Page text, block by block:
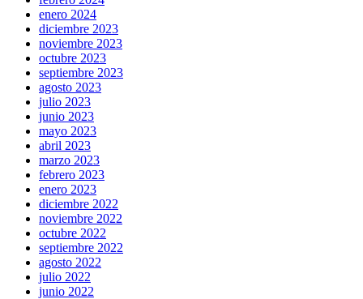
enero 2024
diciembre 2023
noviembre 2023
octubre 2023
septiembre 2023
agosto 2023
julio 2023
junio 2023
mayo 2023
abril 2023
marzo 2023
febrero 2023
enero 2023
diciembre 2022
noviembre 2022
octubre 2022
septiembre 2022
agosto 2022
julio 2022
junio 2022